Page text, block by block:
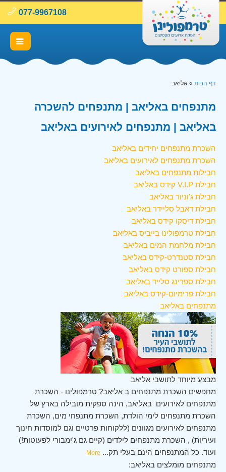
077-9967108
דף הבית » אליאב
מתנפחים באליאב | מתנפחים להשכרה
באליאב | מתנפחים לאירועים באליאב
השכרת מתנפחים יחידים באליאב
השכרת מתנפחים לאירועים באליאב
חבילות מתנפחים באליאב
חבילת V.I.P קידס באליאב
חבילת ג'וניור באליאב
חבילת דאבל סליידר באליאב
חבילת דיסקו קידס באליאב
חבילת טרמפולינו בייביס באליאב
חבילת מלחמת המים באליאב
חבילת סטנדרט-קידס באליאב
חבילת ספורט קידס באליאב
חבילת ספרינג סלייד באליאב
חבילת פרימיום-קידס באליאב
מתנפחים באליאב
מבצע מיוחד לתושבי אליאב
מחפשים השכרת מתנפחים ב אליאב? טרמפולינו - השכרת
מתנפחים לאירועים באליאב, הינה ספקית מובילה בארץ של
השכרת מתנפחים לימי הולדת, השכרת מתנפחי מים, השכרת
מתנפחים לאירועים מגוונים (ללקוחות פרטיים וגם למוסדות חינוך
ועיריות) , השכרת מתנפחים לילדים (קיים גם ג'ימבורי לפעוטות!)
ועוד. כל המתנפחים הינם בעלי תק...
More
מתנפחים מומלצים באליאב: